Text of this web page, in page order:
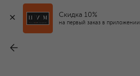
Скидка 10%
на первый заказ в приложении